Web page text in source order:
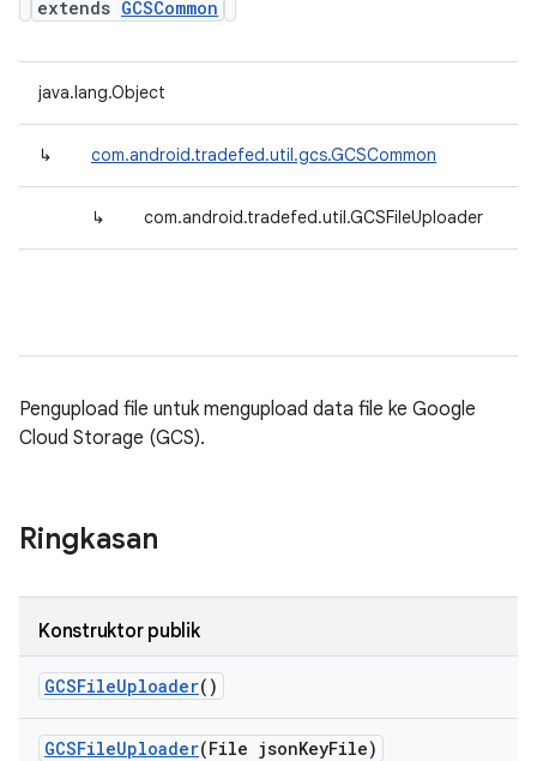
extends GCSCommon
java.lang.Object
↳ com.android.tradefed.util.gcs.GCSCommon
↳ com.android.tradefed.util.GCSFileUploader
Pengupload file untuk mengupload data file ke Google
Cloud Storage (GCS).
Ringkasan
Konstruktor publik
GCSFileUploader()
GCSFileUploader(File jsonKeyFile)